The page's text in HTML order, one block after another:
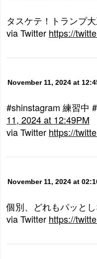
タスケテ！トランプ大
via Twitter https://
November 11, 2024 at
#shinstagram 練習中
11, 2024 at 12:49PM
via Twitter https://
November 11, 2024 at
個別、どれもパッと
via Twitter https://